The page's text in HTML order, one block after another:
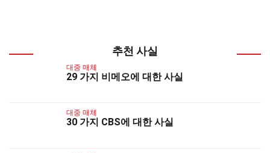
추천 사실
대중 매체
29 가지 비메오에 대한 사실
대중 매체
30 가지 CBS에 대한 사실